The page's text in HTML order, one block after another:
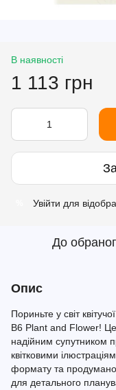
В наявності
1 113 грн
Увійти для
До
Опис
Пориньте у світ
B6 Plant and Flower!
надійним супутником
квітковими
формату та
для детального